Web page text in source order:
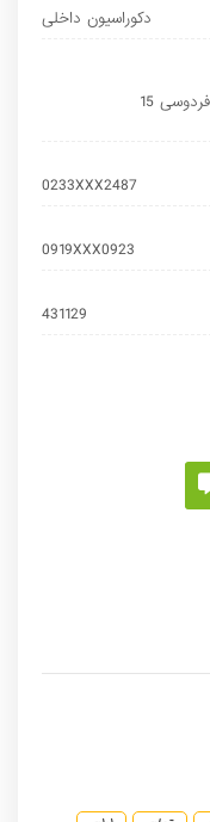
دکوراسیون داخلی
15
0233XXX2487
0919XXX0923
431129